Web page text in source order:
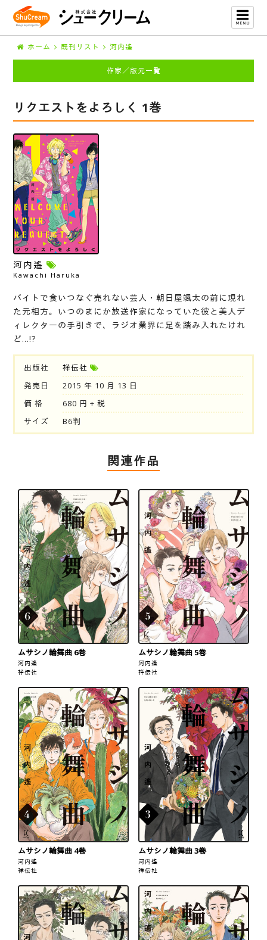
ホーム 既刊リスト 河内遙
作家／版元一覧
リクエストをよろしく 1巻
河内遙
Kawachi Haruka
バイトで食いつなぐ売れない芸人・朝日屋颯太の前に現れ
た元相方。いつのまにか放送作家になっていた彼と美人デ
ィレクターの手引きで、ラジオ業界に足を踏み入れたけれ
ど…!?
出版社
祥伝社
発売日
2015 年 10 月 13 日
価 格
680 円 + 税
サイズ
B6判
関連作品
ムサシノ輪舞曲 6巻
河内遙
祥伝社
ムサシノ輪舞曲 5巻
河内遙
祥伝社
ムサシノ輪舞曲 4巻
河内遙
祥伝社
ムサシノ輪舞曲 3巻
河内遙
祥伝社